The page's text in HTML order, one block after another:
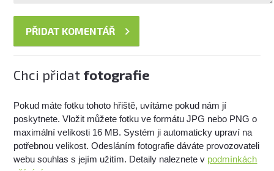
Chci přidat fotografie
Pokud máte fotku tohoto hřiště, uvítáme pokud nám jí
poskytnete. Vložit můžete fotku ve formátu JPG nebo PNG o
maximální velikosti 16 MB. Systém ji automaticky upraví na
potřebnou velikost. Odesláním fotografie dáváte provozovateli
webu souhlas s jejím užitím. Detaily naleznete v podmínkách